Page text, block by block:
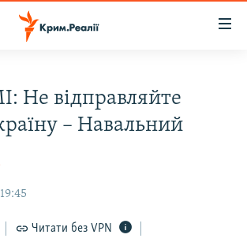
Не відправляйте
– Навальний
Читати без VPN